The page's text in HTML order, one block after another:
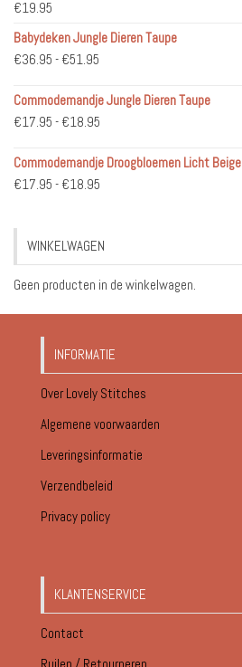
€19.95
Babydeken Jungle Dieren Taupe
€36.95 - €51.95
tot
€51.95
Commodemandje Jungle Dieren Taupe
€17.95 - €18.95
tot
Commodemandje Droogbloemen Licht Beige
€17.95 - €18.95
€18.95
WINKELWAGEN
Geen producten in de winkelwagen.
INFORMATIE
Over Lovely Stitches
Algemene voorwaarden
Leveringsinformatie
Verzendbeleid
Privacy policy
KLANTENSERVICE
Contact